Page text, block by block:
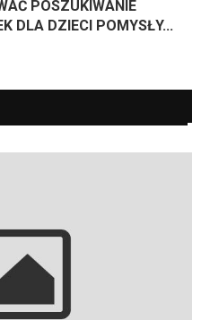
POSZUKIWANIE
DLA DZIECI POMYSŁY...